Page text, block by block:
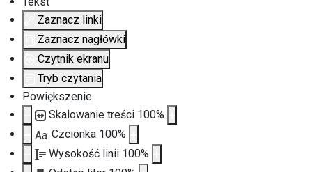
Zaznacz linki
Zaznacz nagłówki
Czytnik ekranu
Tryb czytania
Powiększenie
Skalowanie treści 100%
Aa Czcionka 100%
Wysokość linii 100%